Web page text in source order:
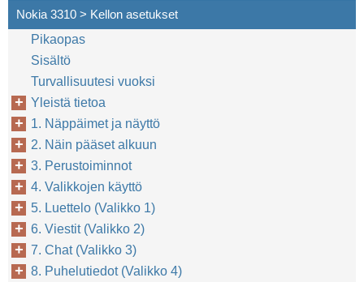
Nokia 3310 > Kellon asetukset
Pikaopas
Sisältö
Turvallisuutesi vuoksi
Yleistä tietoa
1. Näppäimet ja näyttö
2. Näin pääset alkuun
3. Perustoiminnot
4. Valikkojen käyttö
5. Luettelo (Valikko 1)
6. Viestit (Valikko 2)
7. Chat (Valikko 3)
8. Puhelutiedot (Valikko 4)